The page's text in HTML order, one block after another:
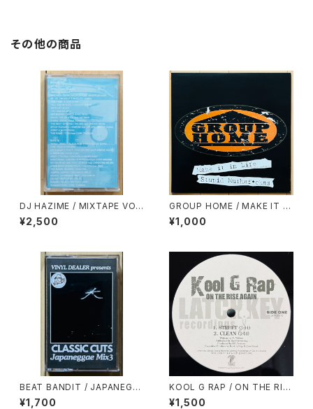
その他の商品
DJ HAZIME / MIXTAPE VO
L.7
¥2,500
GROUP HOME / MAKE IT IN
LIFE
¥1,000
BEAT BANDIT / JAPANEGG
AE MIX 3(CLASSIC CUTS)
¥1,700
KOOL G RAP / ON THE RIS
E AGAIN
¥1,500